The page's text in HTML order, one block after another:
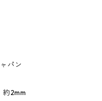
パン
2mm